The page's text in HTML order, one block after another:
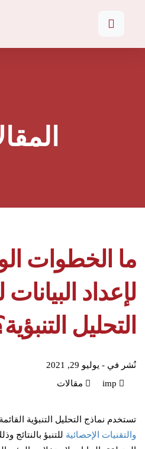
ما الخطوات
لإعداد البيانات
التحليل
نُشر في - يوليو 29, 2021
imp
مقالات
تستخدم نماذج التحليل التنبؤية
والتقنيات الإحصائية للتنبؤ بالنتائج